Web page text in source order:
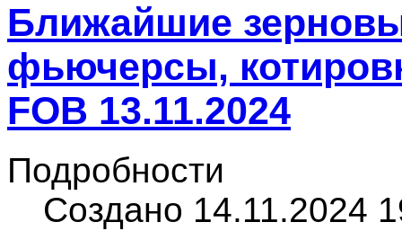
Ближайшие
фьючерсы,
FOB 13.11.2024
Подробности
Создано 14.11.2024